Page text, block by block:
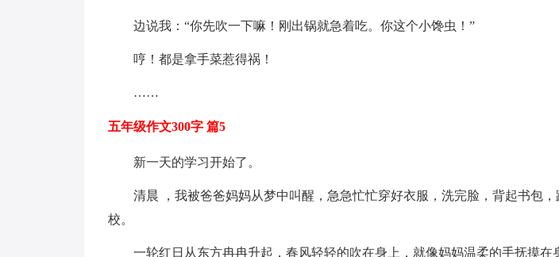
边说我：“你先吹一下嘛！刚出锅就急着吃。你这个小馋虫！”
哼！都是拿手菜惹得祸！
……
五年级作文300字 篇5
新一天的学习开始了。
清晨 ，我被爸爸妈妈从梦中叫醒，急急忙忙穿好衣服，洗完脸，背起书包
校。
一轮红日从东方冉冉升起，春风轻轻的吹在身上，就像妈妈温柔的手抚摸在